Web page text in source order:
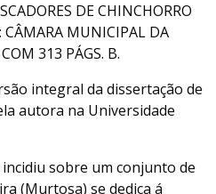
DE CHINCHORRO
CÂMARA MUNICIPAL DA
313 PÁGS. B.
integral da dissertação de
autora na Universidade
sobre um conjunto de
(Murtosa) se dedica á